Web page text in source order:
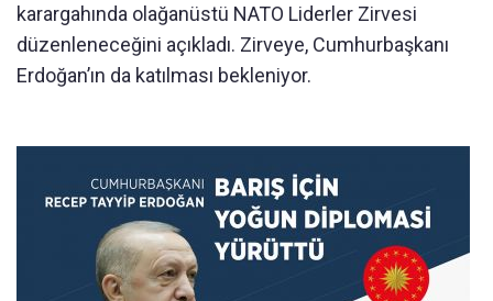
karargahında olağanüstü NATO Liderler Zirvesi
düzenleneceğini açıkladı. Zirveye, Cumhurbaşkanı
Erdoğan’ın da katılması bekleniyor.